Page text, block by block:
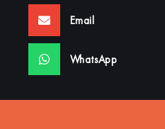
Email
WhatsApp